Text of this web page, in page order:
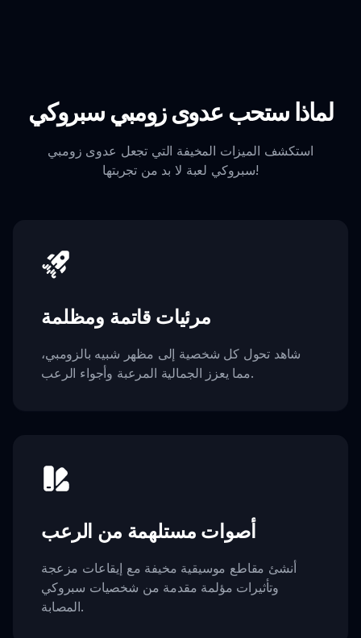
لماذا ستحب عدوى زومبي سبروكي
استكشف الميزات المخيفة التي تجعل عدوى زومبي
سبروكي لعبة لا بد من تجربتها!
مرئيات قاتمة ومظلمة
شاهد تحول كل شخصية إلى مظهر شبيه بالزومبي،
مما يعزز الجمالية المرعبة وأجواء الرعب.
أصوات مستلهمة من الرعب
أنشئ مقاطع موسيقية مخيفة مع إيقاعات مزعجة
وتأثيرات مؤلمة مقدمة من شخصيات سبروكي
المصابة.